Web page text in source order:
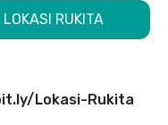
RUKITA
Lokasi-Rukita